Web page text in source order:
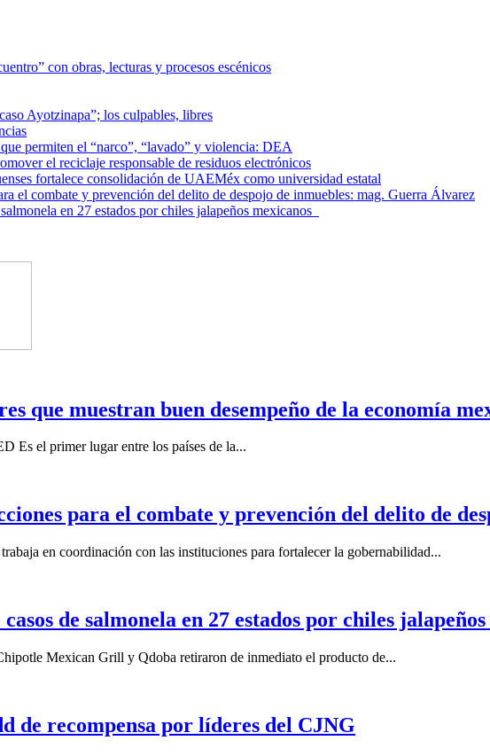
con obras, lecturas y procesos escénicos
Ayotzinapa”; los culpables, libres
permiten el “narco”, “lavado” y violencia: DEA
el reciclaje responsable de residuos electrónicos
fortalece consolidación de UAEMéx como universidad estatal
el combate y prevención del delito de despojo de inmuebles: mag. Guerra Álvarez
en 27 estados por chiles jalapeños mexicanos
que muestran buen desempeño de la economía
Es el primer lugar entre los países de la...
para el combate y prevención del delito de
en coordinación con las instituciones para fortalecer la gobernabilidad...
de salmonela en 27 estados por chiles
Mexican Grill y Qdoba retiraron de inmediato el producto de...
de recompensa por líderes del CJNG